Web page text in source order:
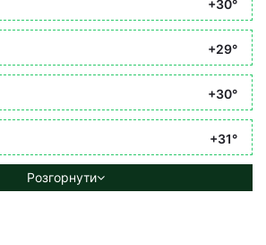
+30°
+29°
+30°
+31°
Розгорнути